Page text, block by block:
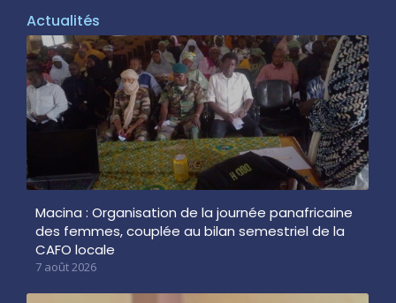
Actualités
Macina : Organisation de la journée panafricaine
des femmes, couplée au bilan semestriel de la
CAFO locale
7 août 2026